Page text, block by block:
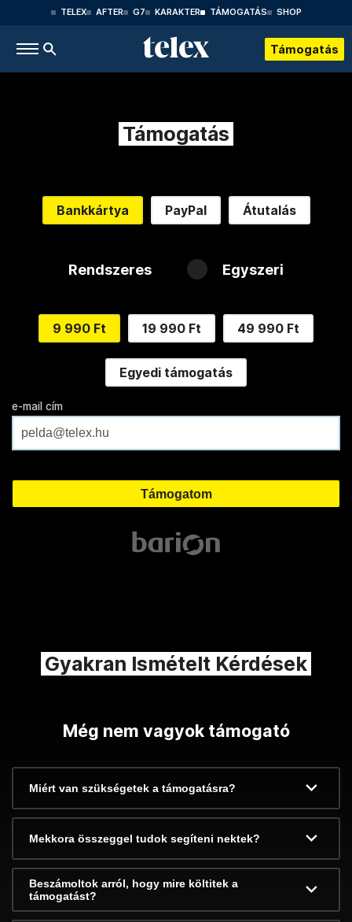
TELEX AFTER G7 KARAKTER TÁMOGATÁS SHOP
Támogatás
Támogatás
Bankkártya PayPal Átutalás
Rendszeres Egyszeri
9 990 Ft 19 990 Ft 49 990 Ft
Egyedi támogatás
e-mail cím
Gyakran Ismételt Kérdések
Még nem vagyok támogató
Miért van szükségetek a támogatásra?
Mekkora összeggel tudok segíteni nektek?
Beszámoltok arról, hogy mire költitek a
támogatást?